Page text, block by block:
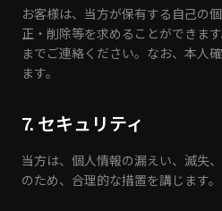
お客様は、当方が保有する自己の
正・削除等を求めることができま
までご連絡ください。なお、本人
ます。
7. セキュリティ
当方は、個人情報の漏えい、滅失
のため、合理的な措置を講じます。